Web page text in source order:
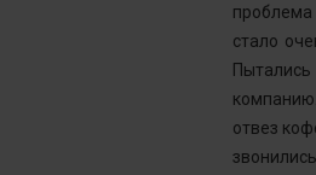
стало
отвез